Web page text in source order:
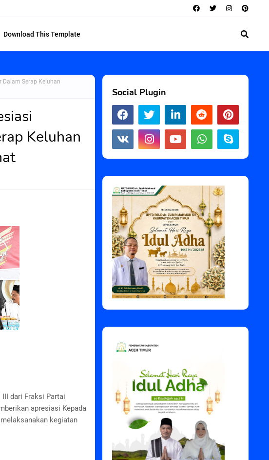
Download This Template
Dalam Serap Keluhan
Keluhan
dari Fraksi Partai
apresiasi Kepada
kegiatan
Social Plugin